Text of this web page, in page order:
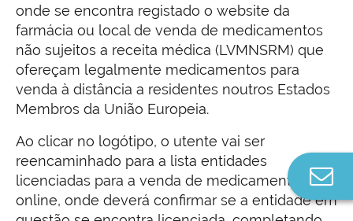
onde se encontra registado o website da
farmácia ou local de venda de medicamentos
não sujeitos a receita médica (LVMNSRM) que
ofereçam legalmente medicamentos para
venda à distância a residentes noutros Estados
Membros da União Europeia.
Ao clicar no logótipo, o utente vai ser
reencaminhado para a lista entidades
licenciadas para a venda de medicamentos
online, onde deverá confirmar se a entidade em